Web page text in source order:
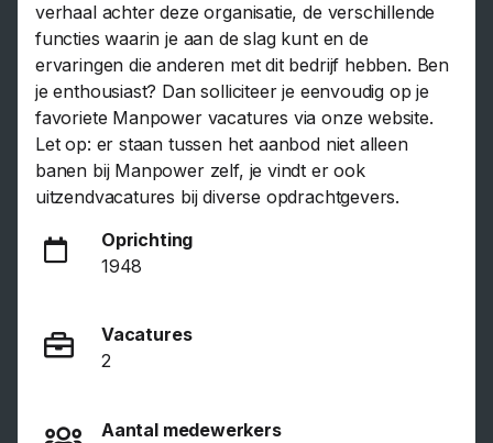
verhaal achter deze organisatie, de verschillende
functies waarin je aan de slag kunt en de
ervaringen die anderen met dit bedrijf hebben. Ben
je enthousiast? Dan solliciteer je eenvoudig op je
favoriete Manpower vacatures via onze website.
Let op: er staan tussen het aanbod niet alleen
banen bij Manpower zelf, je vindt er ook
uitzendvacatures bij diverse opdrachtgevers.
Oprichting
1948
Vacatures
2
Aantal medewerkers